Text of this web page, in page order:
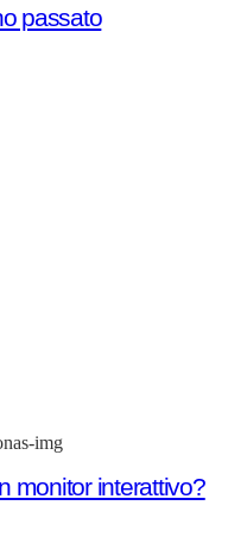
passato
monitor interattivo?